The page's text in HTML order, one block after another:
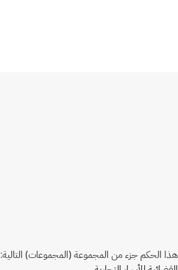
هذا الحكم جزء من المجموعة (المجموعات) التالية: